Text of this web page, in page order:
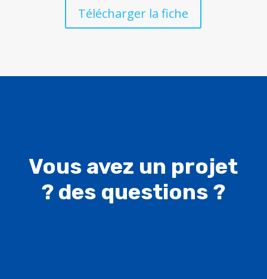
Télécharger la fiche
Vous avez un projet
? des questions ?